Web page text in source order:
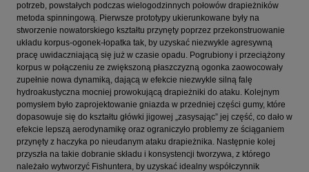
potrzeb, powstałych podczas wielogodzinnych połowów drapieżników
metoda spinningową. Pierwsze prototypy ukierunkowane były na
stworzenie nowatorskiego kształtu przynęty poprzez przekonstruowanie
układu korpus-ogonek-łopatka tak, by uzyskać niezwykle agresywną
pracę uwidaczniającą się już w czasie opadu. Pogrubiony i przeciążony
korpus w połączeniu ze zwiększoną płaszczyzną ogonka zaowocowały
zupełnie nowa dynamiką, dającą w efekcie niezwykle silną falę
hydroakustyczna mocniej prowokującą drapieżniki do ataku. Kolejnym
pomysłem było zaprojektowanie gniazda w przedniej części gumy, które
dopasowuje się do kształtu główki jigowej „zasysając” jej część, co dało w
efekcie lepszą aerodynamikę oraz ograniczyło problemy ze ściąganiem
przynęty z haczyka po nieudanym ataku drapieżnika. Następnie kolej
przyszła na takie dobranie składu i konsystencji tworzywa, z którego
należało wytworzyć Fishuntera, by uzyskać idealny współczynnik